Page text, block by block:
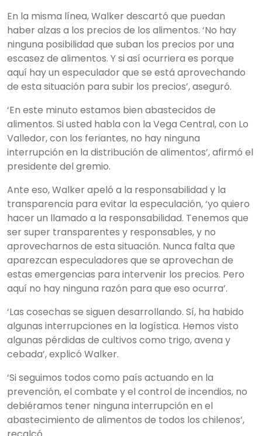
En la misma línea, Walker descartó que puedan
haber alzas a los precios de los alimentos. ‘No hay
ninguna posibilidad que suban los precios por una
escasez de alimentos. Y si así ocurriera es porque
aquí hay un especulador que se está aprovechando
de esta situación para subir los precios’, aseguró.
‘En este minuto estamos bien abastecidos de
alimentos. Si usted habla con la Vega Central, con Lo
Valledor, con los feriantes, no hay ninguna
interrupción en la distribución de alimentos’, afirmó el
presidente del gremio.
Ante eso, Walker apeló a la responsabilidad y la
transparencia para evitar la especulación, ‘yo quiero
hacer un llamado a la responsabilidad. Tenemos que
ser super transparentes y responsables, y no
aprovecharnos de esta situación. Nunca falta que
aparezcan especuladores que se aprovechan de
estas emergencias para intervenir los precios. Pero
aquí no hay ninguna razón para que eso ocurra’.
‘Las cosechas se siguen desarrollando. Sí, ha habido
algunas interrupciones en la logística. Hemos visto
algunas pérdidas de cultivos como trigo, avena y
cebada’, explicó Walker.
‘Si seguimos todos como país actuando en la
prevención, el combate y el control de incendios, no
debiéramos tener ninguna interrupción en el
abastecimiento de alimentos de todos los chilenos’,